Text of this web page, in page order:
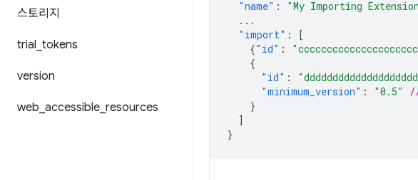
스토리지
trial tokens
version
web accessible resources
"name" : "My Importing
...
"import" :
[
{"id" :
{
"id" :
"minimum_version" : "0.5"
}
]
}